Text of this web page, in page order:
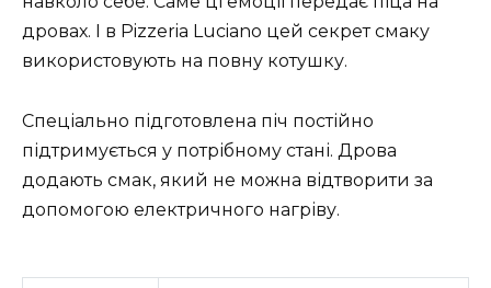
дровах. І в Pizzeria Luciano цей секрет смаку
використовують на повну котушку.
Спеціально підготовлена піч постійно
підтримується у потрібному стані. Дрова
додають смак, який не можна відтворити за
допомогою електричного нагріву.